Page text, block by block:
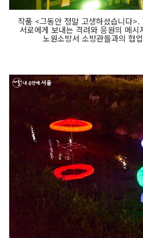
작품 <그동안 정말 고생하셨습니다
서로에게 보내는 격려와 응원의 메
노원소방서 소방관들과의 협